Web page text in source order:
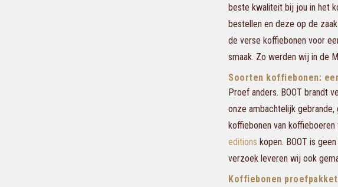
beste kwaliteit bij jou in het
bestellen en deze op de
de verse koffiebonen voor
smaak. Zo werden wij in de
Soorten koffiebonen:
Proef anders. BOOT brandt
onze ambachtelijk
koffiebonen van
editions kopen. BOOT is
verzoek leveren wij ook
Koffiebonen